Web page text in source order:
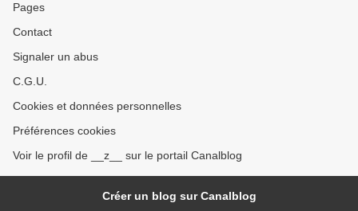
Pages
Contact
Signaler un abus
C.G.U.
Cookies et données personnelles
Préférences cookies
Voir le profil de __z__ sur le portail Canalblog
Créer un blog sur Canalblog